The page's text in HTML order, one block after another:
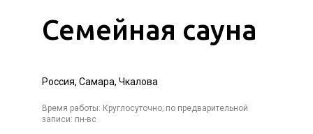
Семейная сауна
Россия, Самара, Чкалова
Время работы: Круглосуточно; по предварительной
записи: пн-вс